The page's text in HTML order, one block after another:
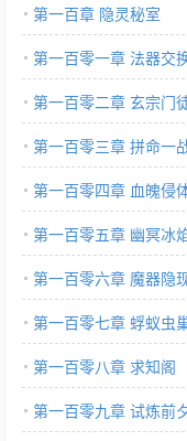
第一百章 隐灵秘室
第一百零一章 法器交
第一百零二章 玄宗门
第一百零三章 拼命一
第一百零四章 血魄侵
第一百零五章 幽冥冰
第一百零六章 魔器隐
第一百零七章 蜉蚁虫
第一百零八章 求知阁
第一百零九章 试炼前